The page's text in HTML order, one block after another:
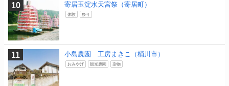
寄居玉淀水天宮祭（寄居町）
体験 祭り
小島農園 工房まきこ（桶川市）
おみやげ 観光農園 染物